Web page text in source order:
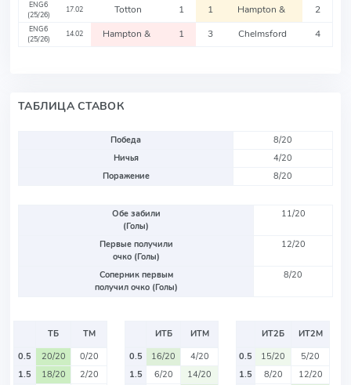
ENG6
(25/26)
17.02 Totton 1 1 Hampton & 2
ENG6
(25/26)
14.02 Hampton & 1 3 Chelmsford 4
ТАБЛИЦА СТАВОК
Победа
8/20
Ничья
4/20
Поражение
8/20
Обе забили
(Голы)
11/20
Первые получили
очко (Голы)
12/20
Соперник первым
получил очко (Голы)
8/20
ТБ
ТМ
0.5
20/20
0/20
1.5
18/20
2/20
ИТБ
ИТМ
0.5
16/20
4/20
1.5
6/20
14/20
ИТ2Б
ИТ2М
0.5
15/20
5/20
1.5
8/20
12/20